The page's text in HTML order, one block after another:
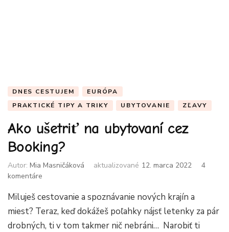
DNES CESTUJEM
EURÓPA
PRAKTICKÉ TIPY A TRIKY
UBYTOVANIE ZĽAVY
Ako ušetriť na ubytovaní cez
Booking?
Autor: Mia Masničáková aktualizované 12. marca 2022
4
komentáre
ušetriť
na
ubytovaní
cez
Miluješ cestovanie a spoznávanie nových krajín a
miest? Teraz, keď dokážeš poľahky nájsť letenky za pár
drobných, ti v tom takmer nič nebráni… Narobiť ti